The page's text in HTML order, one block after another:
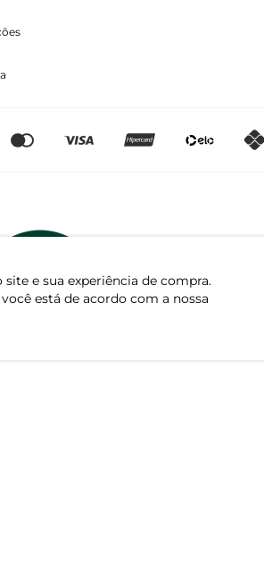
e sua experiência de compra.
está de acordo com a nossa